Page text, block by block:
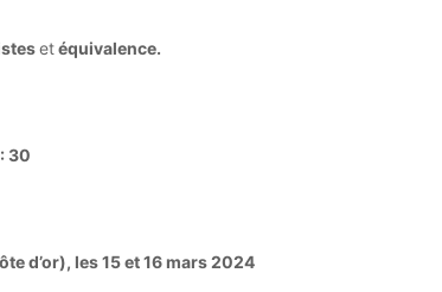
etéquivalence.
30
d’or), les 15 et 16 mars 2024